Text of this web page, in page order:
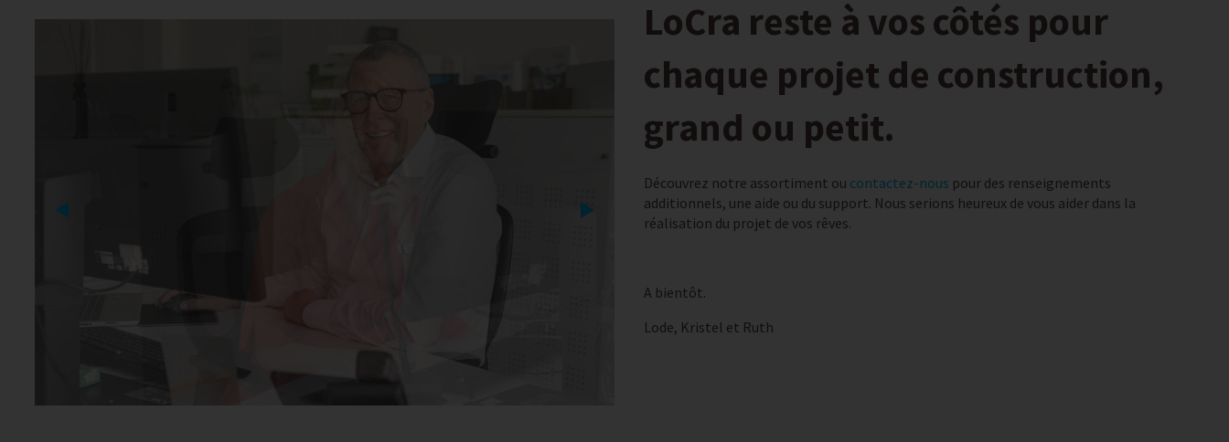
LoCra reste à vos côtés pour
chaque projet de construction,
grand ou petit.
Découvrez notre assortiment ou contactez-nous pour des renseignements
additionnels, une aide ou du support. Nous serions heureux de vous aider dans la
réalisation du projet de vos rêves.
A bientôt.
Lode, Kristel et Ruth